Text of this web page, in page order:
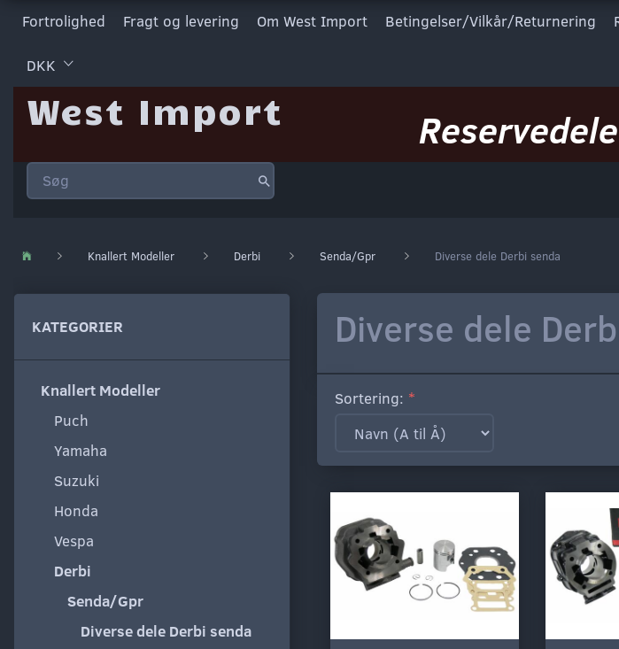
Fortrolighed Fragt og levering Om West Import Betingelser/Vilkår/Returnering
DKK
West Import
Knallert Modeller Derbi Senda/Gpr Diverse dele Derbi senda
KATEGORIER
Knallert Modeller
Puch
Yamaha
Suzuki
Honda
Vespa
Derbi
Senda/Gpr
Diverse dele Derbi senda
Diverse dele
Sortering: